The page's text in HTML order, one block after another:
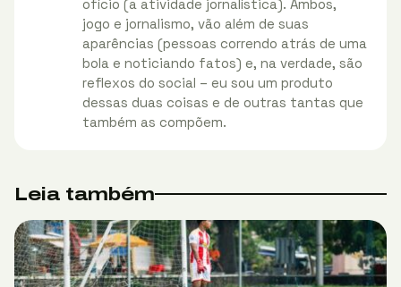
ofício (a atividade jornalística). Ambos,
jogo e jornalismo, vão além de suas
aparências (pessoas correndo atrás de uma
bola e noticiando fatos) e, na verdade, são
reflexos do social – eu sou um produto
dessas duas coisas e de outras tantas que
também as compõem.
Leia também